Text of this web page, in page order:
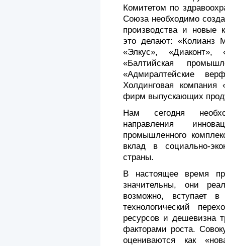
Комитетом по
Союза необходимо
производства и новые
это делают: «Колианз
«Элкус»,
«Балтийская
«Адмиралтейские
Холдинговая
фирм выпускающих
Нам сегодня
направления
промышленного
вклад в социально-
страны.
В настоящее время
значительны, они
возможно, вступает
технологический
ресурсов и дешевизна
факторами роста.
оцениваются как